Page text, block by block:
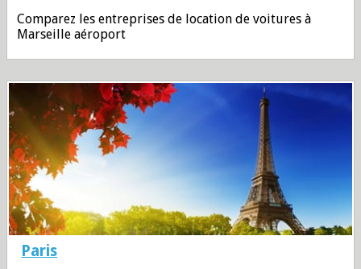
Comparez les entreprises de location de voitures à
Marseille aéroport
Paris